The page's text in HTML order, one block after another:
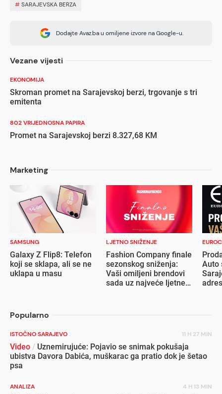
#SARAJEVSKA BERZA
Dodajte Avaz.ba u omiljene izvore na Google-u.
Vezane vijesti
EKONOMIJA
Skroman promet na Sarajevskoj berzi, trgovanje s tri
emitenta
802 VRIJEDNOSNA PAPIRA
Promet na Sarajevskoj berzi 8.327,68 KM
Marketing
SAMSUNG
Galaxy Z Flip8: Telefon
koji se sklapa, ali se ne
uklapa u masu
LJETNO SNIŽENJE
Fashion Company finale
sezonskog sniženja:
Vaši omiljeni brendovi
sada uz najveće ljetne
Auto
Popularno
ISTOČNO SARAJEVO 11 H 27 MIN
Video / Uznemirujuće: Pojavio se snimak pokušaja
ubistva Davora Dabića, muškarac ga pratio dok je šetao
psa
ANALIZA 4 H 13 MIN